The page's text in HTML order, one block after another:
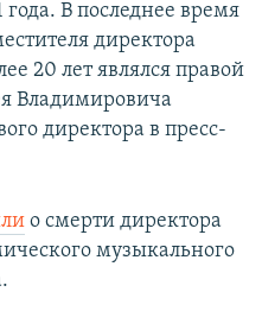
В последнее время
директора
20 лет являлся правой
Владимировича
директора в пресс-
о смерти директора
музыкального